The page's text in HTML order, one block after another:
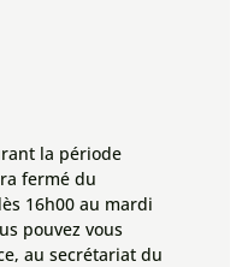
la période
fermé du
16h00 au mardi
pouvez vous
au secrétariat du